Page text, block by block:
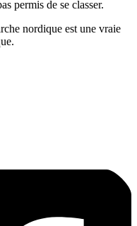
permis de se classer.
nordique est une vraie